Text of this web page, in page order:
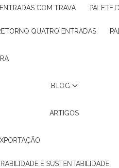
ENTRADAS COM TRAVA PALETE
QUATRO ENTRADAS
BLOG
ARTIGOS
E SUSTENTABILIDADE